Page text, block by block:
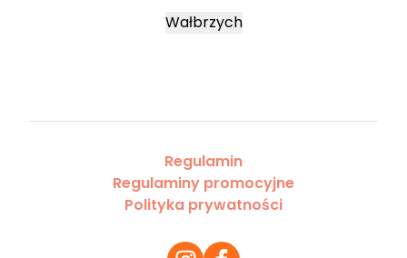
Wałbrzych
Regulamin
Regulaminy promocyjne
Polityka prywatności